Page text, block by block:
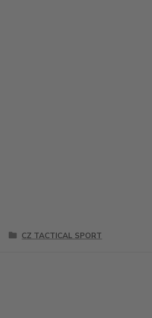
CZ TACTICAL SPORT